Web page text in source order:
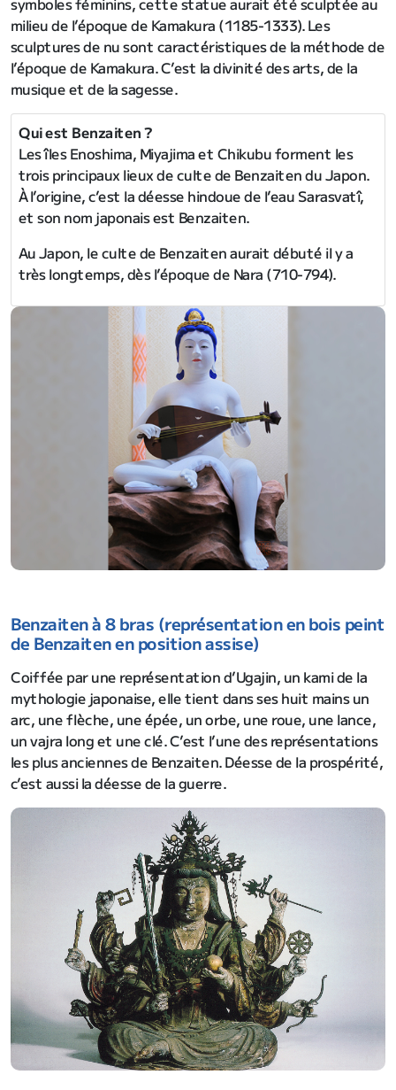
milieu de l’époque de Kamakura (1185-1333). Les
sculptures de nu sont caractéristiques de la méthode de
l’époque de Kamakura. C’est la divinité des arts, de la
musique et de la sagesse.
Qui est Benzaiten ?
Les îles Enoshima, Miyajima et Chikubu forment les
trois principaux lieux de culte de Benzaiten du Japon.
À l’origine, c’est la déesse hindoue de l’eau Sarasvatî,
et son nom japonais est Benzaiten.
Au Japon, le culte de Benzaiten aurait débuté il y a
très longtemps, dès l’époque de Nara (710-794).
Benzaiten à 8 bras (représentation en bois peint
de Benzaiten en position assise)
Coiffée par une représentation d’Ugajin, un kami de la
mythologie japonaise, elle tient dans ses huit mains un
arc, une flèche, une épée, un orbe, une roue, une lance,
un vajra long et une clé. C’est l’une des représentations
les plus anciennes de Benzaiten. Déesse de la prospérité,
c’est aussi la déesse de la guerre.